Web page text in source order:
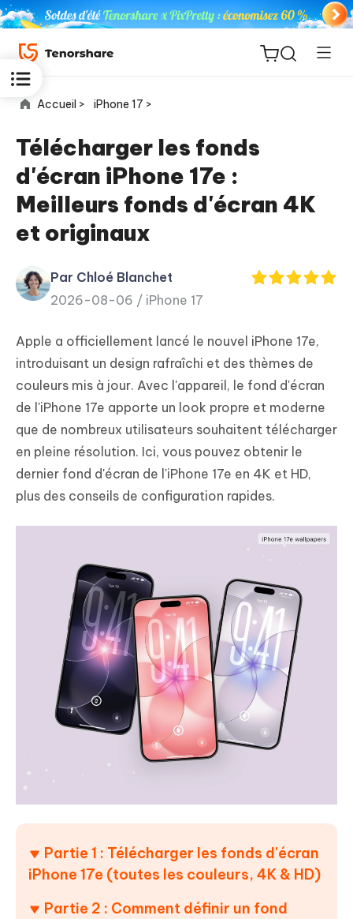
ReiBoot
for iOS
PDF
Editor
New
iAnyGo
Accueil > iPhone 17 >
Télécharger les fonds
d'écran iPhone 17e :
Meilleurs fonds d'écran 4K
et originaux
Par Chloé Blanchet
2026-08-06 / iPhone 17
Apple a officiellement lancé le nouvel iPhone 17e,
introduisant un design rafraîchi et des thèmes de
couleurs mis à jour. Avec l'appareil, le fond d'écran
de l'iPhone 17e apporte un look propre et moderne
que de nombreux utilisateurs souhaitent télécharger
en pleine résolution. Ici, vous pouvez obtenir le
dernier fond d'écran de l'iPhone 17e en 4K et HD,
plus des conseils de configuration rapides.
Partie 1 : Télécharger les fonds d'écran
iPhone 17e (toutes les couleurs, 4K & HD)
Partie 2 : Comment définir un fond